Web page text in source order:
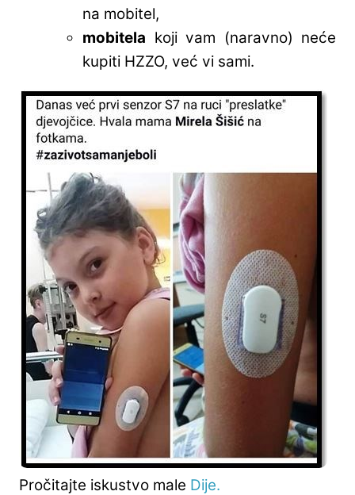
na mobitel,
mobitela koji vam (naravno) neće
kupiti HZZO, već vi sami.
Pročitajte iskustvo male Dije.